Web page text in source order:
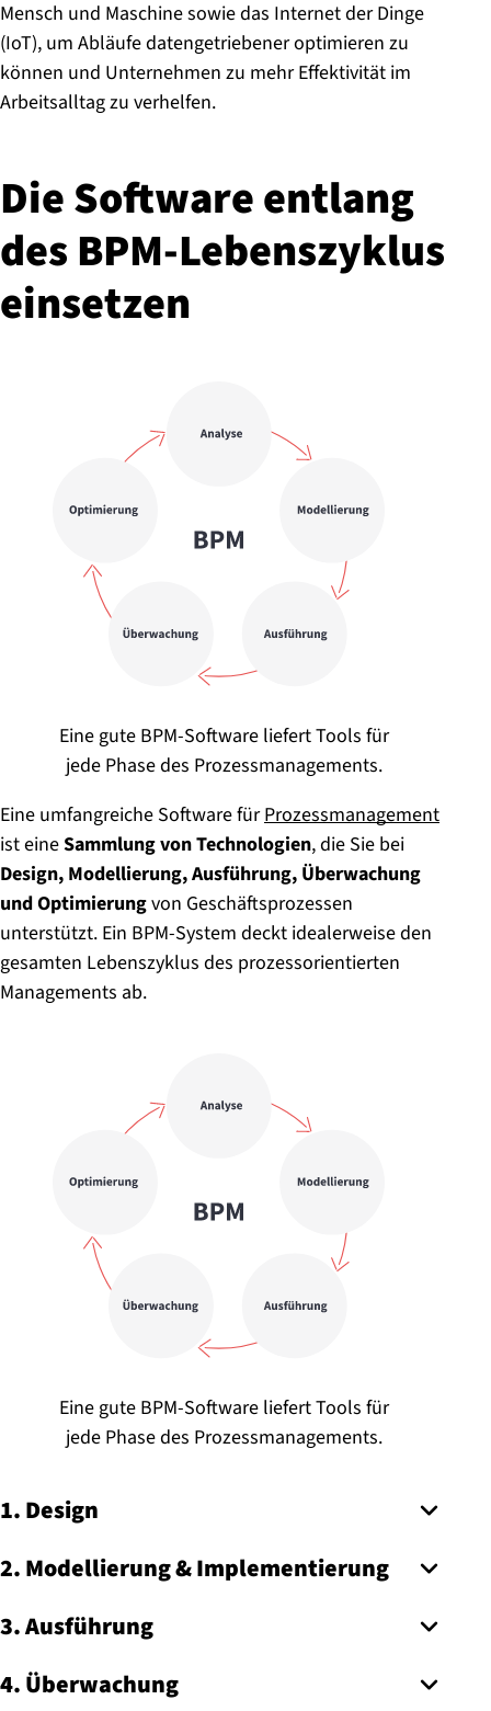
Mensch und Maschine sowie das Internet der Dinge
(IoT), um Abläufe datengetriebener optimieren zu
können und Unternehmen zu mehr Effektivität im
Arbeitsalltag zu verhelfen.
Die Software entlang
des BPM-Le­bens­zy­klus
einsetzen
Eine gute BPM-Software liefert Tools für
jede Phase des Prozessmanagements.
Eine umfangreiche Software fürProzessmanagement
ist eineSammlung von Technologien, die Sie bei
Design, Modellierung, Ausführung, Überwachung
und Optimierungvon Geschäftsprozessen
unterstützt. Ein BPM-System deckt idealerweise den
gesamten Lebenszyklus des prozessorientierten
Managements ab.
Eine gute BPM-Software liefert Tools für
jede Phase des Prozessmanagements.
1. Design
2. Modellierung & Implementierung
3. Ausführung
4. Überwachung